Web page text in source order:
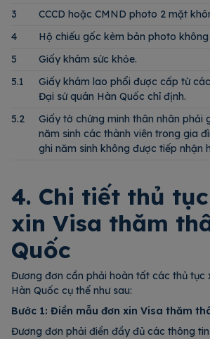
3
CCCD hoặc CMND photo 2 mặt
4
Hộ chiếu gốc kèm bản photo
5
Giấy khám sức khỏe.
5.1
Giấy khám lao phổi được cấp từ
Đại sứ quán Hàn Quốc chỉ định.
5.2
Giấy tờ chứng minh thân nhân phải
năm sinh các thành viên trong gia
ghi năm sinh không được tiếp nhận
4. Chi tiết thủ
xin Visa thăm
Quốc
Đương đơn cần phải hoàn tất các thủ tục
Hàn Quốc cụ thể như sau:
Bước 1: Điền mẫu đơn xin Visa thăm
Đương đơn phải điền đầy đủ các thông